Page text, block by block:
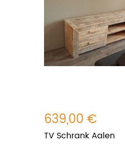
639,00 €
TV Schrank Aalen